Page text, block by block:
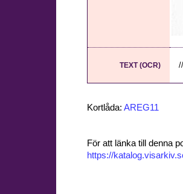
TEXT (OCR)
Kortlåda: AREG11
För att länka till denna
https://